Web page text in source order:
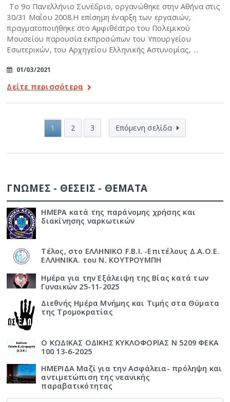
Το 9ο Πανελλήνιο Συνέδριο, οργανώθηκε στην Αθήνα στις
30/31 Μαΐου 2008.Η επίσημη έναρξη των εργασιών,
πραγματοποιήθηκε στο Αμφιθέατρο του Πολεμικού
Μουσείου παρουσία εκπροσώπων του Υπουργείου
Εσωτερικών, του Αρχηγείου Ελληνικής Αστυνομίας, ...
01/03/2021
Δείτε περισσότερα
1 2 3 Επόμενη σελίδα
ΓΝΩΜΕΣ - ΘΕΣΕΙΣ - ΘΕΜΑΤΑ
ΗΜΕΡΑ κατά της παράνομης χρήσης και
διακίνησης ναρκωτικών
Τέλος, στο ΕΛΛΗΝΙΚΟ F.B.I. -Επιτέλους Δ.Α.Ο.Ε.
ΕΛΛΗΝΙΚΑ. του Ν. ΚΟΥΤΡΟΥΜΠΗ
Ημέρα για την Εξάλειψη της Βίας κατά των
Γυναικών 25-11-2025
Διεθνής Ημέρα Μνήμης και Τιμής στα Θύματα
της Τρομοκρατίας
Ο ΚΩΔΙΚΑΣ ΟΔΙΚΗΣ ΚΥΚΛΟΦΟΡΙΑΣ Ν 5209 ΦΕΚΑ
100 13-6-2025
ΗΜΕΡΙΔΑ Μαζί για την Ασφάλεια- πρόληψη και
αντιμετώπιση της νεανικής
παραβατικότητας